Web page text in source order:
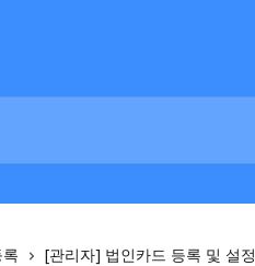
[관리자] 법인카드 등록 및 설정